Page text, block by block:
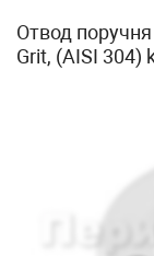
Отвод
Grit, (AISI 304)